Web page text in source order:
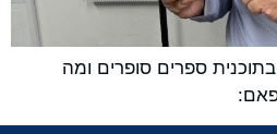
היום – יום רביעי 06/11/24 בתוכנית ספרים סופרים ומה